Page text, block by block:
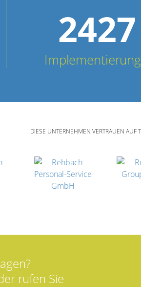
2427
DIESE UNTERNEHMEN VERTRAUEN AUF
rufen Sie